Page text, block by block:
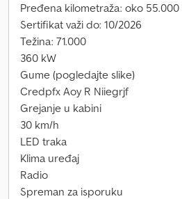
Pređena kilometraža: oko 55.000
Sertifikat važi do: 10/2026
Težina: 71.000
360 kW
Gume (pogledajte slike)
Credpfx Aoy R Niiegrjf
Grejanje u kabini
30 km/h
LED traka
Klima uređaj
Radio
Spreman za isporuku